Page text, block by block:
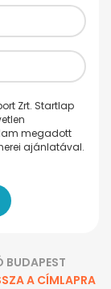
Zrt. Startlap
megadott
ajánlatával.
BUDAPEST
A CÍMLAPRA